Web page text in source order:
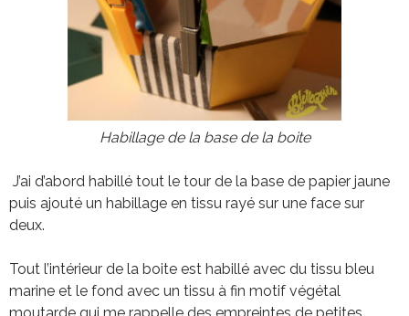
Habillage de la base de la boite
J’ai d’abord habillé tout le tour de la base de papier jaune
puis ajouté un habillage en tissu rayé sur une face sur
deux.
Tout l’intérieur de la boite est habillé avec du tissu bleu
marine et le fond avec un tissu à fin motif végétal